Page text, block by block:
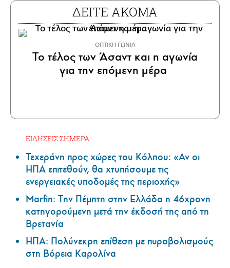
ΔΕΙΤΕ ΑΚΟΜΑ
ΟΠΤΙΚΗ ΓΩΝΙΑ
Το τέλος των Άσαντ και η αγωνία
για την επόμενη μέρα
ΕΙΔΗΣΕΙΣ ΣΗΜΕΡΑ:
Τεχεράνη προς χώρες του Κόλπου: «Αν οι
ΗΠΑ επιτεθούν, θα χτυπήσουμε τις
ενεργειακές υποδομές της περιοχής»
Marfin: Την Πέμπτη στην Ελλάδα η 46χρονη
κατηγορούμενη μετά την έκδοσή της από τη
Βρετανία
ΗΠΑ: Πολύνεκρη επίθεση με πυροβολισμούς
στη Βόρεια Καρολίνα